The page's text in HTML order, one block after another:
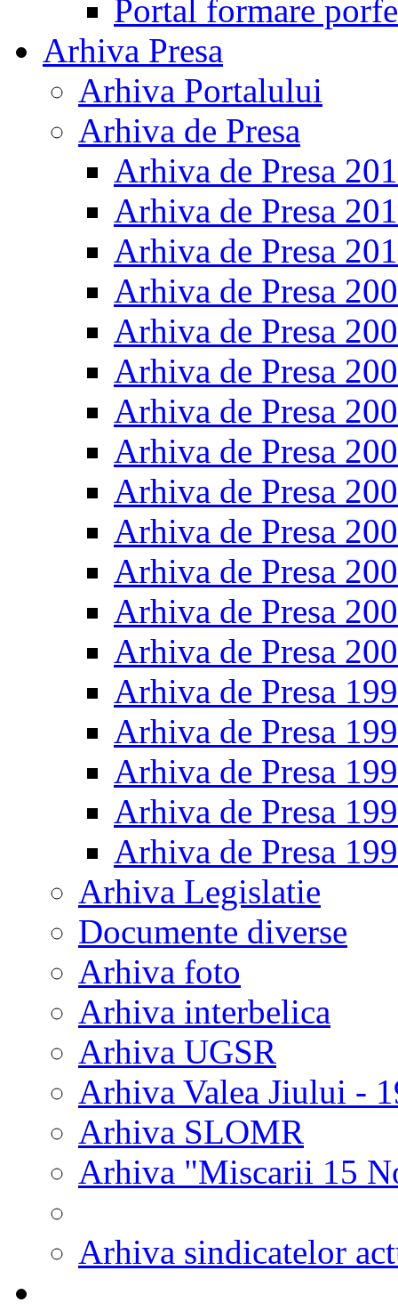
Portal formare
Arhiva Presa
Arhiva Portalului
Arhiva de Presa
Arhiva de Presa
Arhiva de Presa
Arhiva de Presa
Arhiva de Presa
Arhiva de Presa
Arhiva de Presa
Arhiva de Presa
Arhiva de Presa
Arhiva de Presa
Arhiva de Presa
Arhiva de Presa
Arhiva de Presa
Arhiva de Presa
Arhiva de Presa
Arhiva de Presa
Arhiva de Presa
Arhiva de Presa
Arhiva de Presa
Arhiva Legislatie
Documente diverse
Arhiva foto
Arhiva interbelica
Arhiva UGSR
Arhiva Valea Jiului -
Arhiva SLOMR
Arhiva "Miscarii 15
Arhiva sindicatelor